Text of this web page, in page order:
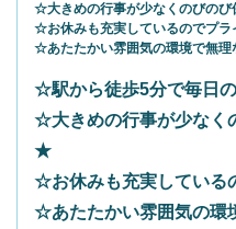
☆大きめの行事が少なくのびの
☆お休みも充実しているのでプ
☆あたたかい雰囲気の環境で無理
☆駅から徒歩5分で毎日
☆大きめの行事が少なく
★
☆お休みも充実している
☆あたたかい雰囲気の環